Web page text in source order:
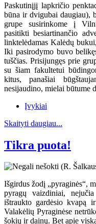
Paskutinįjį lapkričio
būna ir dvigubai daugiau),
grupe susirinkome į
pasitikti besiartinančio
linktelėdamas Kalėdų
Iki pasirodymo buvo
tuščias. Prisijungęs prie
su šiam fakultetui
kitus, panašiai
nesijaudino, mielai būtume
Įvykiai
Skaityti daugiau...
Tikra puota!
Išgirdus žodį „pyraginės“,
pyragų vaizdiniai,
ištraukto gardėsio kvapą
Valakėlių Pyraginėse
šokių ir dainų. Bet apie